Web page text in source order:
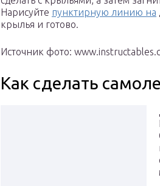
Нарисуйте пунктирную линию на
крылья и готово.
Источник фото:
Как сделать